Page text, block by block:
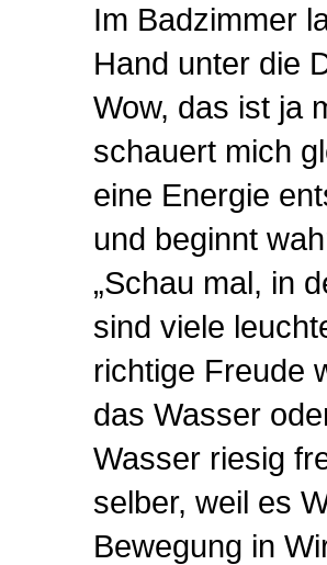
Im Badzimmer
Hand unter die
Wow, das ist ja
schauert mich
eine Energie
und beginnt
„Schau mal, in
sind viele
richtige Freude
das Wasser
Wasser riesig
selber, weil es
Bewegung in